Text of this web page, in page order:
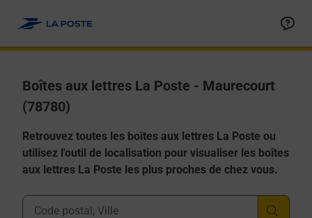
Boîtes aux lettres La Poste - Maurecourt
(78780)
Retrouvez toutes les boîtes aux lettres La Poste ou
utilisez l'outil de localisation pour visualiser les boîtes
aux lettres La Poste les plus proches de chez vous.
Ville, Département, Code Postal